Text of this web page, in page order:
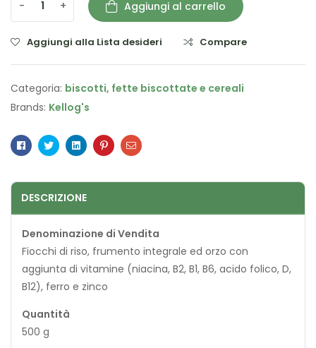
- + Aggiungi al carrello
Aggiungi alla Lista desideri Compare
Categoria: biscotti, fette biscottate e cereali
Brands: Kellog's
Facebook
TwitterLinkedinPinterestEmail
DESCRIZIONE
Denominazione di Vendita
Fiocchi di riso, frumento integrale ed orzo con
aggiunta di vitamine (niacina, B2, B1, B6, acido folico, D,
B12), ferro e zinco
Quantità
500 g